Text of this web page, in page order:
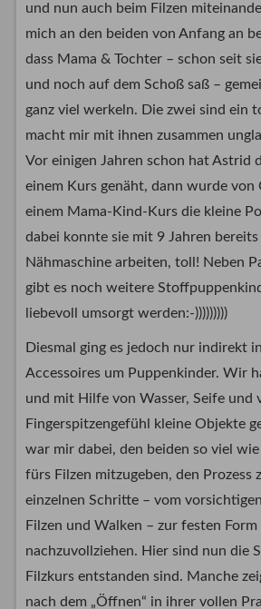
und nun auch beim Filzen
mich an den beiden von Anfang an
dass Mama & Tochter – schon seit
und noch auf dem Schoß saß –
ganz viel werkeln. Die zwei sind ein
macht mir mit ihnen zusammen
Vor einigen Jahren schon hat Astrid
einem Kurs genäht, dann wurde von
einem Mama-Kind-Kurs die kleine
dabei konnte sie mit 9 Jahren
Nähmaschine arbeiten, toll! Neben
gibt es noch weitere
liebevoll umsorgt werden:-)))))))))
Diesmal ging es jedoch nur indirekt
Accessoires um Puppenkinder. Wir
und mit Hilfe von Wasser, Seife und
Fingerspitzengefühl kleine Objekte
war mir dabei, den beiden so viel
fürs Filzen mitzugeben, den Prozess
einzelnen Schritte – vom
Filzen und Walken – zur festen Form
nachzuvollziehen. Hier sind nun die
Filzkurs entstanden sind. Manche
nach dem „Öffnen“ in ihrer vollen